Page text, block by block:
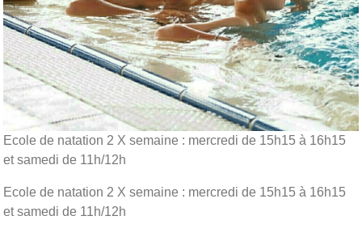
Ecole de natation 2 X semaine : mercredi de 15h15 à 16h15
et samedi de 11h/12h
Ecole de natation 2 X semaine : mercredi de 15h15 à 16h15
et samedi de 11h/12h